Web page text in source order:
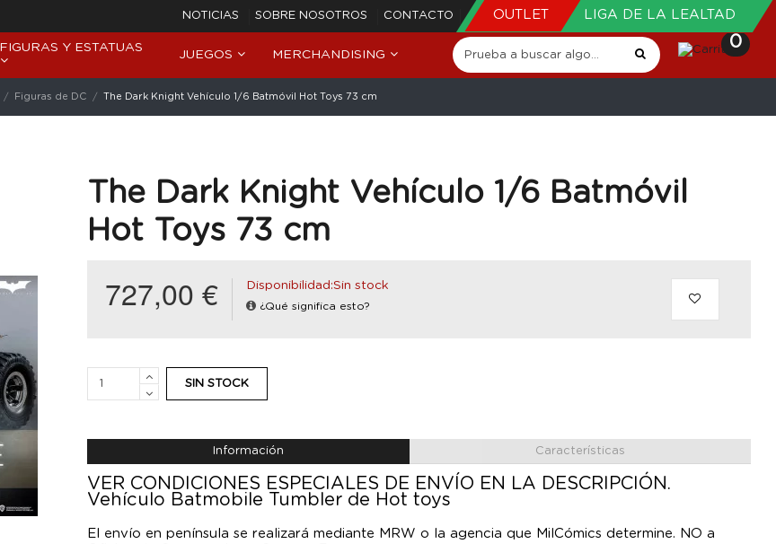
NOTICIAS SOBRE NOSOTROS CONTACTO OUTLET LIGA DE LA LEALTAD
FIGURAS Y ESTATUAS
JUEGOS MERCHANDISING
0
Figuras de DC The Dark Knight Vehículo 1/6 Batmóvil Hot Toys 73 cm
The Dark Knight Vehículo 1/6 Batmóvil
Hot Toys 73 cm
727,00 € Disponibilidad:Sin stock
¿Qué significa esto?
SIN STOCK
Información Características
VER CONDICIONES ESPECIALES DE ENVÍO EN LA DESCRIPCIÓN.
Vehículo Batmobile Tumbler de Hot toys
El envío en península se realizará mediante MRW o la agencia que MilCómics determine. NO a